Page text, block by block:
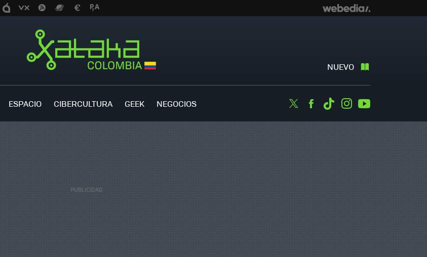
NUEVO
ESPACIO CIBERCULTURA GEEK NEGOCIOS TwitterFacebook
TiktokInstagram